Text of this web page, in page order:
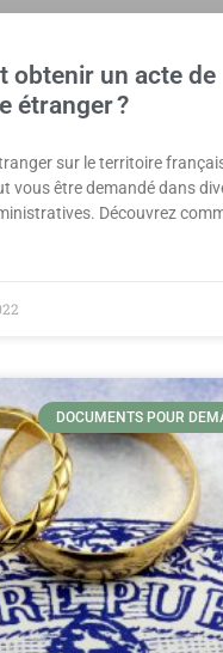
obtenir un acte de
étranger ?
sur le territoire
vous être demandé dans
Découvrez
DOCUMENTS POUR